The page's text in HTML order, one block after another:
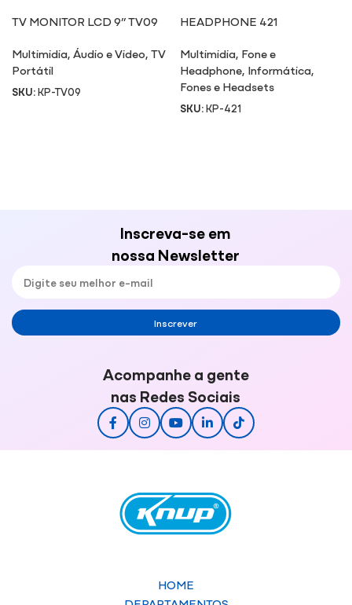
TV MONITOR LCD 9” TV09
Multimidia,Áudio e Video,TV
Portátil
SKU:KP-TV09
HEADPHONE 421
Multimidia, Fone e
Headphone, Informática,
Fones e Headsets
SKU:KP-421
Inscreva-se em
nossa Newsletter
Inscrever
Acompanhe a gente
nas Redes Sociais
HOME